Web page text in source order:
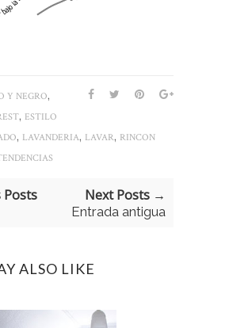
Y NEGRO,
, ESTILO
, LAVANDERIA, LAVAR, RINCON
Next Posts →
Entrada antigua
ALSO LIKE